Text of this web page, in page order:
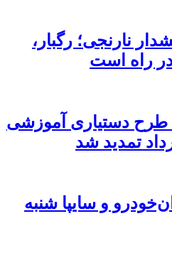
نارنجی؛ رگبار،
راه است
طرح دستیاری آموزشی
و سایپا شنبه